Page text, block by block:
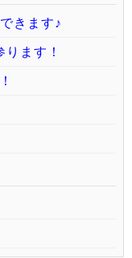
きます♪
ます！